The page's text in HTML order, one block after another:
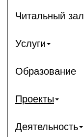
Читальный зал
Услуги
Образование
Проекты
Деятельность